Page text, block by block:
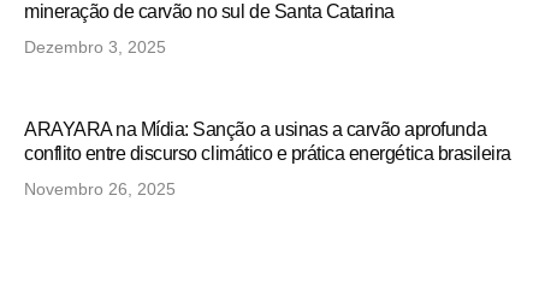
mineração de carvão no sul de Santa Catarina
Dezembro 3, 2025
ARAYARA na Mídia: Sanção a usinas a carvão aprofunda
conflito entre discurso climático e prática energética brasileira
Novembro 26, 2025